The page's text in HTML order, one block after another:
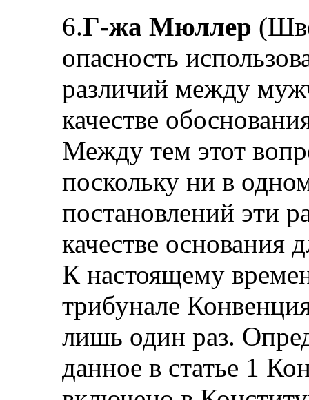
6.Г-жа Мюллер
опасность
различий между
качестве
Между тем этот
поскольку ни в
постановлений эти
качестве основания
К настоящему
трибунале
лишь один раз.
данное в статье 1